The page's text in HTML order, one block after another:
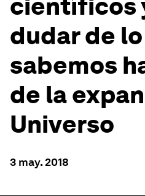
científicos
dudar de
sabemos
de la
Universo
3 may. 2018